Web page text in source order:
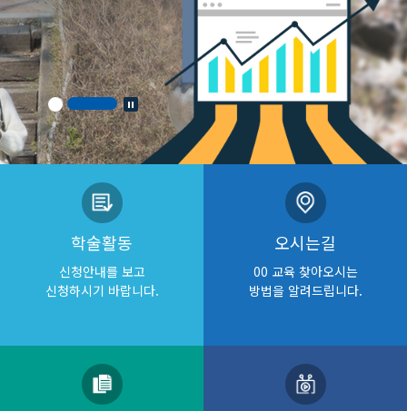
학술활동
신청안내를 보고
신청하시기 바랍니다.
오시는길
00 교육 찾아오시는
방법을 알려드립니다.